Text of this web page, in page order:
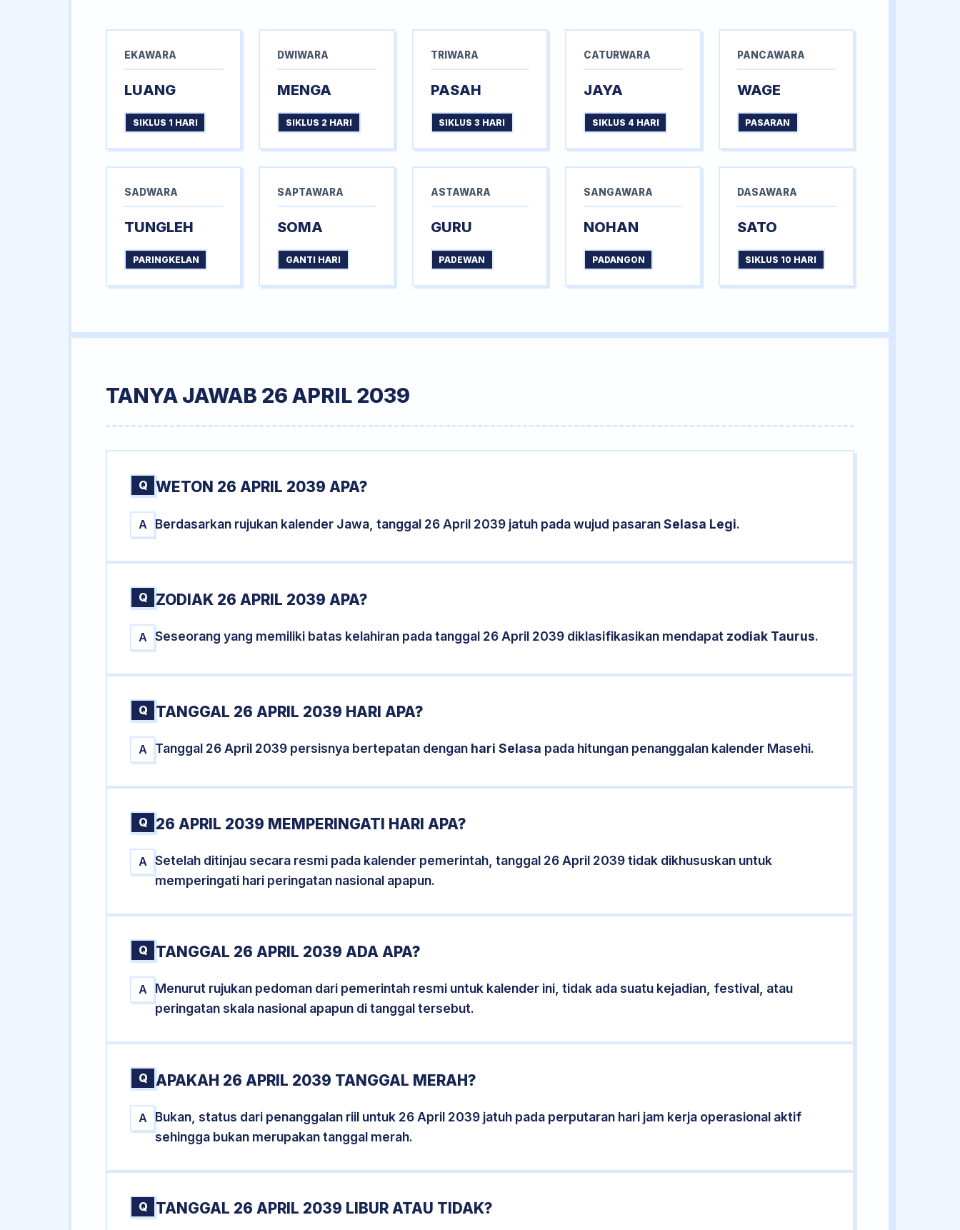
EKAWARA
LUANG
SIKLUS 1 HARI
DWIWARA
MENGA
SIKLUS 2 HARI
TRIWARA
PASAH
SIKLUS 3 HARI
CATURWARA
JAYA
SIKLUS 4 HARI
PANCAWARA
WAGE
PASARAN
SADWARA
TUNGLEH
PARINGKELAN
SAPTAWARA
SOMA
GANTI HARI
ASTAWARA
GURU
PADEWAN
SANGAWARA
NOHAN
PADANGON
DASAWARA
SATO
SIKLUS 10 HARI
TANYA JAWAB 26 APRIL 2039
Q WETON 26 APRIL 2039 APA?
A Berdasarkan rujukan kalender Jawa, tanggal 26 April 2039 jatuh pada wujud pasaranSelasa Legi.
Q ZODIAK 26 APRIL 2039 APA?
A Seseorang yang memiliki batas kelahiran pada tanggal 26 April 2039 diklasifikasikan mendapat zodiak Taurus.
Q TANGGAL 26 APRIL 2039 HARI APA?
A Tanggal 26 April 2039 persisnya bertepatan dengan hari Selasa pada hitungan penanggalan kalender Masehi.
Q 26 APRIL 2039 MEMPERINGATI HARI APA?
A
Setelah ditinjau secara resmi pada kalender pemerintah, tanggal 26 April 2039 tidak dikhususkan untuk
memperingati hari peringatan nasional apapun.
Q TANGGAL 26 APRIL 2039 ADA APA?
A
Menurut rujukan pedoman dari pemerintah resmi untuk kalender ini, tidak ada suatu kejadian, festival, atau
peringatan skala nasional apapun di tanggal tersebut.
Q APAKAH 26 APRIL 2039 TANGGAL MERAH?
A
Bukan, status dari penanggalan riil untuk 26 April 2039 jatuh pada perputaran hari jam kerja operasional aktif
sehingga bukan merupakan tanggal merah.
Q TANGGAL 26 APRIL 2039 LIBUR ATAU TIDAK?